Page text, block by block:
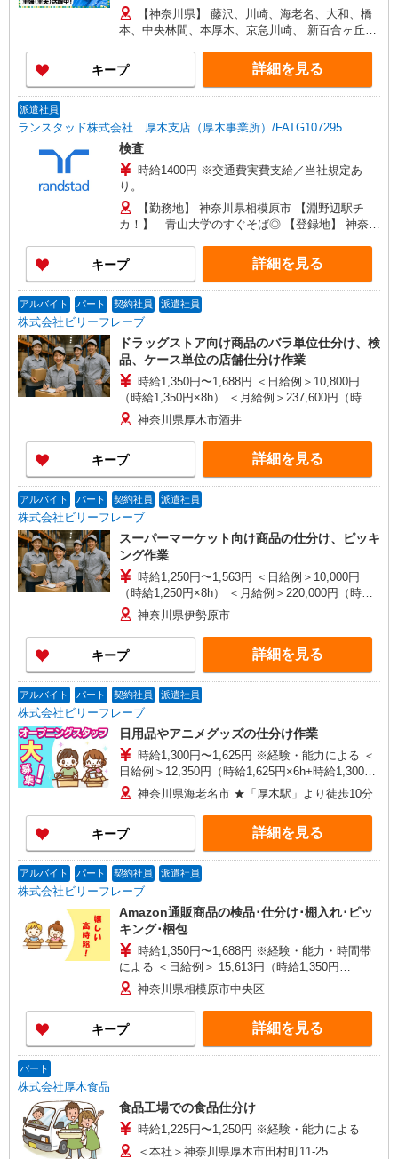
残業手当、リーダー手当、深夜手当あり！
【神奈川県】 藤沢、川崎、海老名、大和、橋
本、中央林間、本厚木、京急川崎、 新百合ヶ丘、
辺、他 他にも一都三県各地にあり。ご希望をお聞
かせください。 ☆送迎バス有／バイク・自転車通
勤OKなどの勤務地もアリ
キープ 詳細を見る
派遣社員
ランスタッド株式会社 厚木支店（厚木事業所）/FATG107295
検査
時給1400円 ※交通費実費支給／当社規定あ
り。
【勤務地】 神奈川県相模原市 【淵野辺駅チ
カ！】 青山大学のすぐそば◎ 【登録地】 神奈川
は登録場所となります
キープ 詳細を見る
アルバイト パート 契約社員 派遣社員
株式会社ビリーフレーブ
ドラッグストア向け商品のバラ単位仕分け、検
品、ケース単位の店舗仕分け作業
時給1,350円〜1,688円 ＜日給例＞10,800円
（時給1,350円×8h） ＜月給例＞237,600円（時給
1,350円×8h×22日） ※経験・能力・勤務時間によ
る
神奈川県厚木市酒井
キープ 詳細を見る
アルバイト パート 契約社員 派遣社員
株式会社ビリーフレーブ
スーパーマーケット向け商品の仕分け、ピッキ
ング作業
時給1,250円〜1,563円 ＜日給例＞10,000円
（時給1,250円×8h） ＜月給例＞220,000円（時給
1,250円×8h×22日） ※経験・能力等による
神奈川県伊勢原市
キープ 詳細を見る
アルバイト パート 契約社員 派遣社員
株式会社ビリーフレーブ
日用品やアニメグッズの仕分け作業
時給1,300円〜1,625円 ※経験・能力による ＜
日給例＞12,350円（時給1,625円×6h+時給1,300円
×2h） ＜月給例＞271,700円（日給12,350円×22
日）
神奈川県海老名市 ★「厚木駅」より徒歩10分
キープ 詳細を見る
アルバイト パート 契約社員 派遣社員
株式会社ビリーフレーブ
Amazon通販商品の検品･仕分け･棚入れ･ピッ
キング･梱包
時給1,350円〜1,688円 ※経験・能力・時間帯
による ＜日給例＞ 15,613円（時給1,350円
×3.75h+時給1,688円×6.25h）
神奈川県相模原市中央区
キープ 詳細を見る
パート
株式会社厚木食品
食品工場での食品仕分け
時給1,225円〜1,250円 ※経験・能力による
＜本社＞神奈川県厚木市田村町11-25